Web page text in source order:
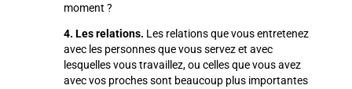
moment ?
4. Les relations. Les relations que vous entretenez
avec les personnes que vous servez et avec
lesquelles vous travaillez, ou celles que vous avez
avec vos proches sont beaucoup plus importantes